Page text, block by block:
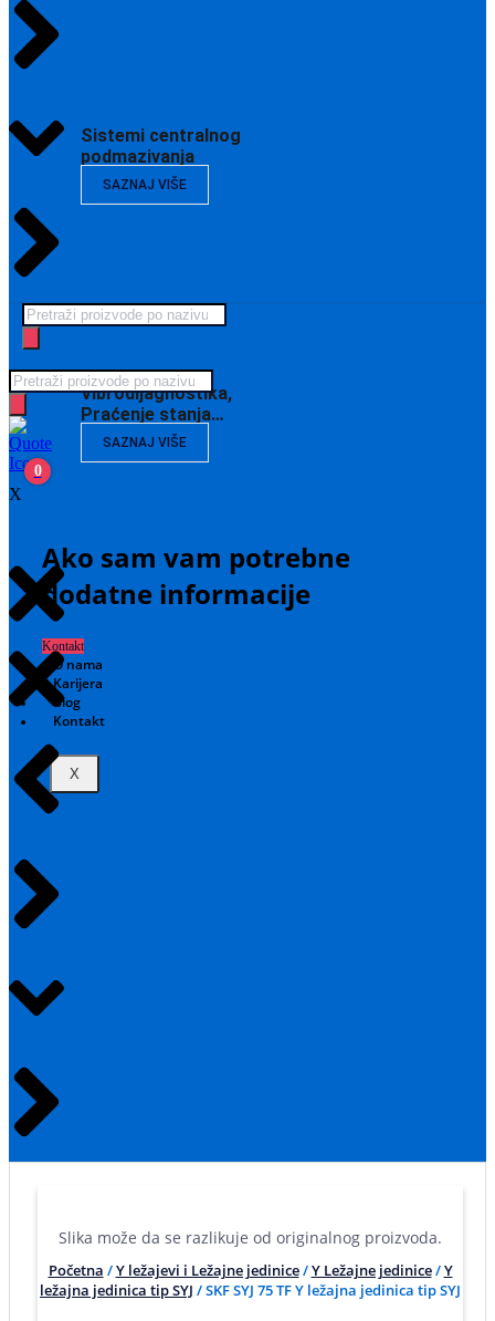
Sistemi centralnog
podmazivanja
SAZNAJ VIŠE
Vibrodijagnostika,
Praćenje stanja…
SAZNAJ VIŠE
Ako sam vam potrebne
dodatne informacije
Kontakt
O nama
Karijera
Blog
Kontakt
X
Products
search
Products
search
0
X
Slika može da se razlikuje od originalnog proizvoda.
Početna /Y ležajevi i Ležajne jedinice/Y Ležajne jedinice/Y
ležajna jedinica tip SYJ / SKF SYJ 75 TF Y ležajna jedinica tip SYJ